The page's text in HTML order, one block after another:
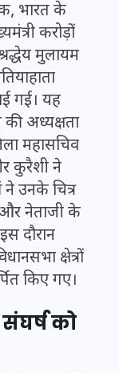
भारत के
करोड़ों
मुलायम
गई। यह
की अध्यक्षता
महासचिव
कुरैशी ने
उनके चित्र
और नेताजी के
दौरान
क्षेत्रों
किए गए।
को